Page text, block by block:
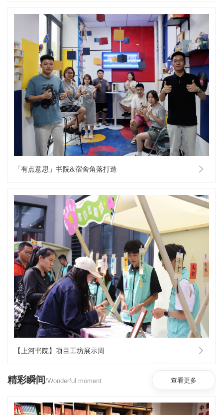
「有点意思」书院&宿舍角落打造
【上河书院】项目工坊展示周
精彩瞬间 /Wonderful moment 查看更多